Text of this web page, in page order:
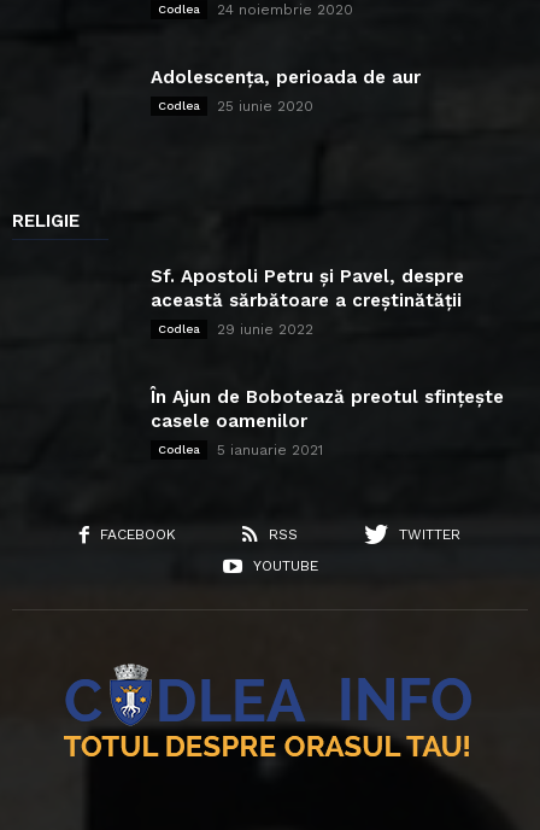
Codlea 24 noiembrie 2020
Adolescența, perioada de aur
Codlea 25 iunie 2020
RELIGIE
Sf. Apostoli Petru și Pavel, despre
această sărbătoare a creștinătății
Codlea 29 iunie 2022
În Ajun de Bobotează preotul sfințește
casele oamenilor
Codlea 5 ianuarie 2021
FACEBOOK RSS
TWITTER
YOUTUBE